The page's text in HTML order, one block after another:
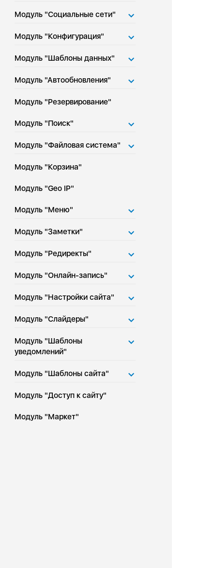
Модуль "Социальные сети"
Модуль "Конфигурация"
Модуль "Шаблоны данных"
Модуль "Автообновления"
Модуль "Резервирование"
Модуль "Поиск"
Модуль "Файловая система"
Модуль "Корзина"
Модуль "Geo IP"
Модуль "Меню"
Модуль "Заметки"
Модуль "Редиректы"
Модуль "Онлайн-запись"
Модуль "Настройки сайта"
Модуль "Слайдеры"
Модуль "Шаблоны
уведомлений"
Модуль "Шаблоны сайта"
Модуль "Доступ к сайту"
Модуль "Маркет"